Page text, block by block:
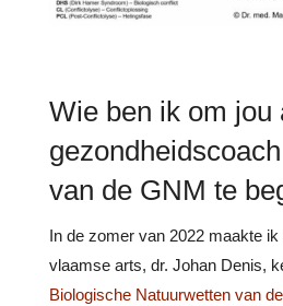
Wie ben ik om jou
van de GNM te
In de zomer van 2022 maakte
vlaamse arts, dr. Johan Denis,
Biologische Natuurwetten van